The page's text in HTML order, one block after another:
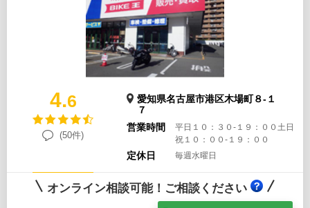
4.6
(50件)
愛知県名古屋市港区木場町８-１
７
営業時間
平日１０：３０-１９：００土日
祝１０：００-１９：００
定休日 毎週水曜日
オンライン相談可能！ご相談ください